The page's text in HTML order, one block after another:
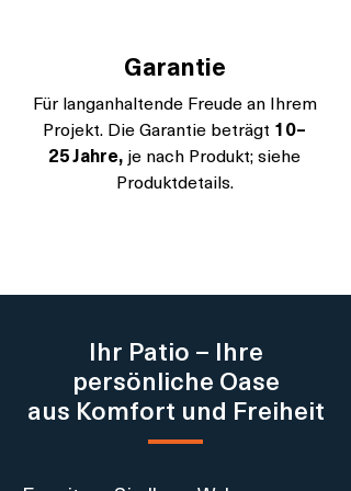
Garantie
Für langanhaltende Freude an Ihrem
Projekt. Die Garantie beträgt 10–
25 Jahre, je nach Produkt; siehe
Produktdetails.
Ihr Patio – Ihre
persönliche Oase
aus Komfort und Freiheit